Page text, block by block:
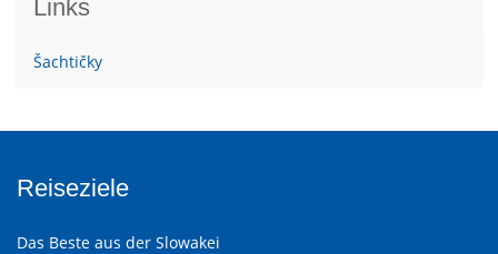
Links
Šachtičky
Reiseziele
Das Beste aus der Slowakei